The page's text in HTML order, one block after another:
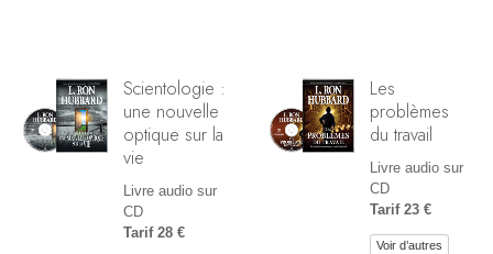
Scientologie :
une nouvelle
optique sur la
vie
Livre audio sur
CD
Tarif 28 €
Les
problèmes
du travail
Livre audio sur
CD
Tarif 23 €
Voir d’autres